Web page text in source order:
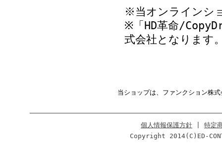
※当オンラインシ
※「HD革命/
式会社となります
当ショップは、ファンクション株
個人情報保護方針
特定
Copyright 2014(C)ED-